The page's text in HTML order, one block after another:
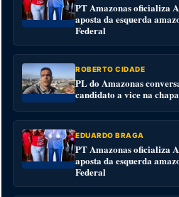
PT Amazonas oficializa
aposta da esquerda
Federal
ROBERTO CIDADE
PL do Amazonas
candidato a vice na
EDUARDO BRAGA
PT Amazonas oficializa
aposta da esquerda
Federal